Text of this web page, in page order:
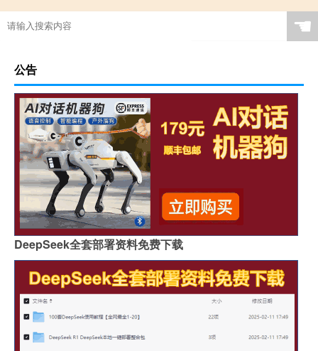
☚
公告
DeepSeek全套部署资料免费下载